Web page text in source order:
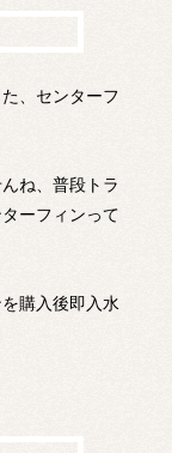
、センターフ
ね、普段トラ
ーフィンって
購入後即入水